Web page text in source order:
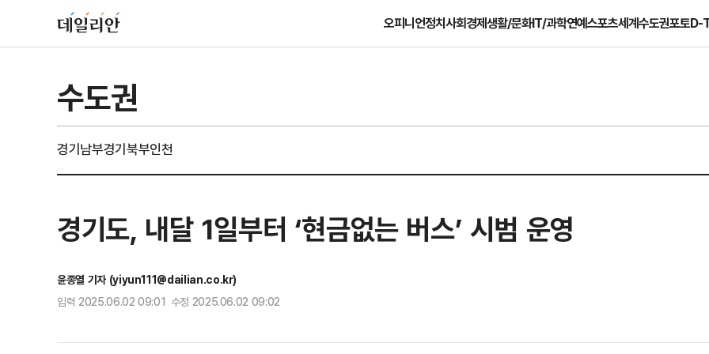
오피니언정치사회경제생활/문화IT/과학연예스포츠세계수도권포토D-
수도권
경기남부경기북부인천
경기도, 내달 1일부터 ‘현금없는 버스’ 시범 운영
윤종열 기자 (yiyun111@dailian.co.kr)
입력 2025.06.02 09:01 수정 2025.06.02 09:02